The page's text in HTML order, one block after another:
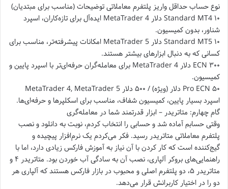
نوع حساب حداقل واریز پلتفرم معاملاتی توضیحات (مناسب برای مبتدیان)
Standard MT4 ۱۰ دلار MetaTrader 4 ایده‌آل برای تازه‌کاران، اسپرد
شناور، بدون کمیسیون.
Standard MT5 ۱۰ دلار MetaTrader 5 امکانات پیشرفته‌تر، مناسب برای
کسانی که به دنبال ابزارهای بیشتر هستند.
ECN ۳۰۰ دلار MetaTrader 4 برای معامله‌گران حرفه‌ای‌تر با اسپرد پایین و
کمیسیون.
Pro ECN ۵۰ دلار (ویژه) / ۵۰۰ دلار MetaTrader 4, MetaTrader 5
اسپرد بسیار پایین، کمیسیون شفاف، مناسب برای اسکلپرها و حرفه‌ای‌ها.
گام چهارم: متاتریدر – ابزار قدرتمند شما در معامله‌گری
وقتی حسابم آماده شد و حسابی را انتخاب کردم، نوبت به دانلود و نصب
پلتفرم معاملاتی متاتریدر رسید. فکر می‌کردم یک نرم‌افزار پیچیده و
گیج‌کننده است که کار کردن با آن نیاز به آموزش فارکس زیادی دارد، اما با
راهنمایی‌های بروکر آلپاری، نصب آن به سادگی آب خوردن بود. متاتریدر ۴ و
متاتریدر ۵، دو پلتفرم اصلی و محبوب در بازار فارکس هستند که آلپاری هر
دو را در اختیار کاربرانش قرار می‌دهد.